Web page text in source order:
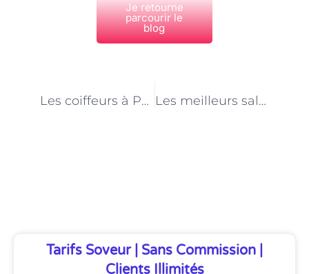
Je retourne
parcourir le
blog
Les coiffeurs à Paris qui ont fait sensation Les meilleurs salons de coiffure à Paris
Tarifs Soveur | Sans Commission |
Clients Illimités